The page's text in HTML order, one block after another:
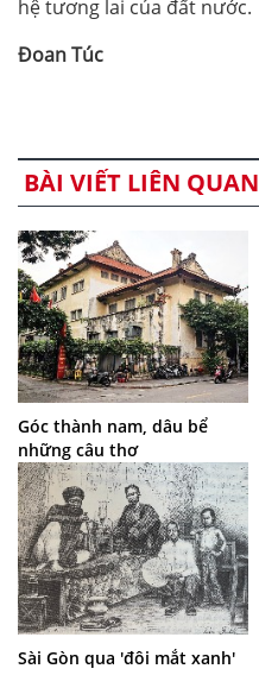
hệ tương lai của đất nước.
Đoan Túc
BÀI VIẾT LIÊN QUAN
Góc thành nam, dâu bể
những câu thơ
Sài Gòn qua 'đôi mắt xanh'